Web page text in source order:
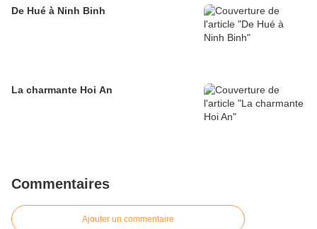
De Hué à Ninh Binh
La charmante Hoi An
Commentaires
Ajouter un commentaire